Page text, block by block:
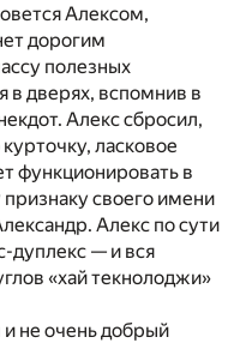
Алексом,
дорогим
полезных
в дверях, вспомнив в
Алекс сбросил,
ласковое
функционировать в
своего имени
Алекс по сути
дуплекс — и вся
«хай текнолоджи»
не очень добрый